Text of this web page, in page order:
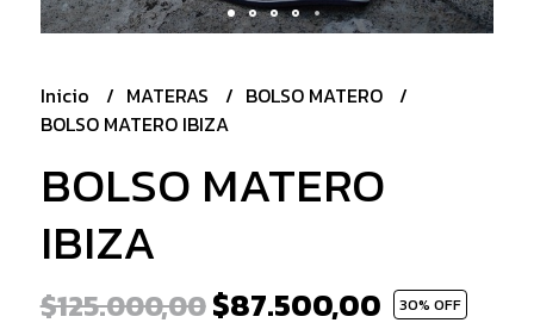
Inicio MATERAS
BOLSO MATERO
BOLSO MATERO IBIZA
BOLSO MATERO
IBIZA
$125.000,00$87.500,00 30% OFF